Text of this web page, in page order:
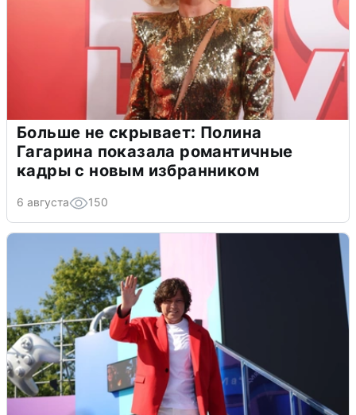
Больше не скрывает: Полина
Гагарина показала романтичные
кадры с новым избранником
6 августа 150